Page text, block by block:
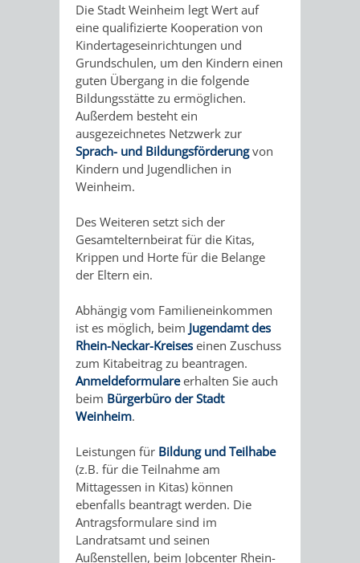
RISSET
EINRICHTUNGEN
SULZBACH
Die Stadt Weinheim legt Wert auf
eine qualifizierte Kooperation von
Kindertageseinrichtungen und
Grundschulen, um den Kindern einen
guten Übergang in die folgende
Bildungsstätte zu ermöglichen.
Außerdem besteht ein
ausgezeichnetes Netzwerk zur
Sprach- und Bildungsförderungvon
Kindern und Jugendlichen in
Weinheim.
Des Weiteren setzt sich der
Gesamtelternbeirat für die Kitas,
Krippen und Horte für die Belange
der Eltern ein.
Abhängig vom Familieneinkommen
ist es möglich, beim Jugendamt des
Rhein-Neckar-Kreises einen Zuschuss
zum Kitabeitrag zu beantragen.
Anmeldeformulareerhalten Sie auch
beim Bürgerbüro der Stadt
Weinheim.
Leistungen für Bildung und Teilhabe
(z.B. für die Teilnahme am
Mittagessen in Kitas) können
ebenfalls beantragt werden. Die
Antragsformulare sind im
Landratsamt und seinen
Außenstellen, beim Jobcenter Rhein-